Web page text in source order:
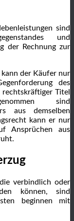
sind
und
der Rechnung zur
kann der Käufer nur
des
Titel
sind
aus demselben
kann er nur
Ansprüchen aus
verbindlich oder
können, sind
beginnen mit